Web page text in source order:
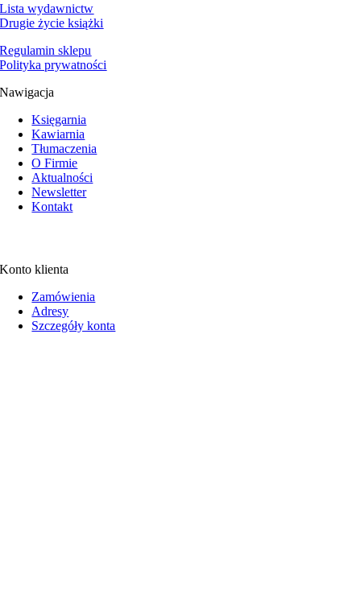
Lista wydawnictw
Drugie życie książki
Regulamin sklepu
Polityka prywatności
Nawigacja
Księgarnia
Kawiarnia
Tłumaczenia
O Firmie
Aktualności
Newsletter
Kontakt
Konto klienta
Zamówienia
Adresy
Szczegóły konta